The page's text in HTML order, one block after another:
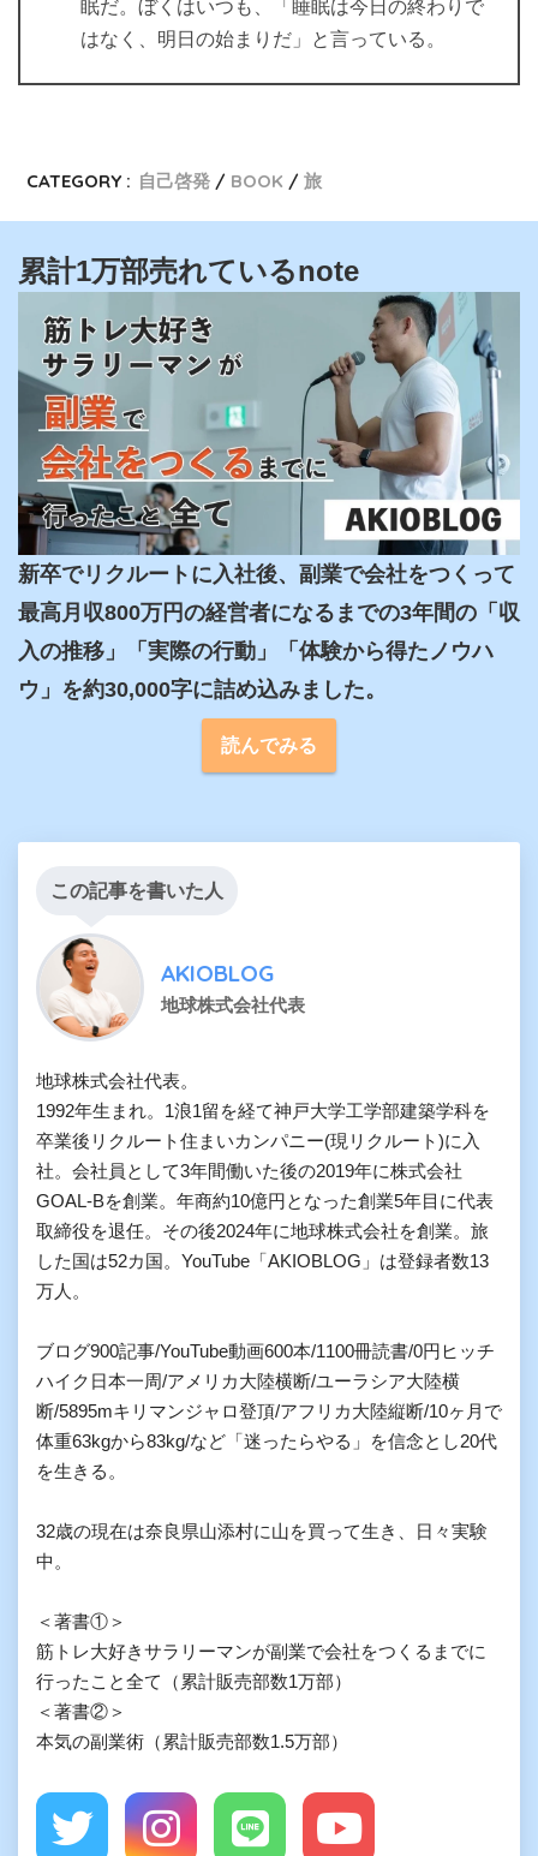
眠だ。ぼくはいつも、「睡眠は今日の終わりで
はなく、明日の始まりだ」と言っている。
CATEGORY : 自己啓発 BOOK 旅
累計1万部売れているnote
新卒でリクルートに入社後、副業で会社をつくって
最高月収800万円の経営者になるまでの3年間の「収
入の推移」「実際の行動」「体験から得たノウハ
ウ」を約30,000字に詰め込みました。
読んでみる
この記事を書いた人
AKIOBLOG
地球株式会社代表
地球株式会社代表。
1992年生まれ。1浪1留を経て神戸大学工学部建築学科を
卒業後リクルート住まいカンパニー(現リクルート)に入
社。会社員として3年間働いた後の2019年に株式会社
GOAL-Bを創業。年商約10億円となった創業5年目に代表
取締役を退任。その後2024年に地球株式会社を創業。旅
した国は52カ国。YouTube「AKIOBLOG」は登録者数13
万人。
ブログ900記事/YouTube動画600本/1100冊読書/0円ヒッチ
ハイク日本一周/アメリカ大陸横断/ユーラシア大陸横
断/5895mキリマンジャロ登頂/アフリカ大陸縦断/10ヶ月で
体重63kgから83kg/など「迷ったらやる」を信念とし20代
を生きる。
32歳の現在は奈良県山添村に山を買って生き、日々実験
中。
＜著書①＞
筋トレ大好きサラリーマンが副業で会社をつくるまでに
行ったこと全て（累計販売部数1万部）
＜著書②＞
本気の副業術（累計販売部数1.5万部）